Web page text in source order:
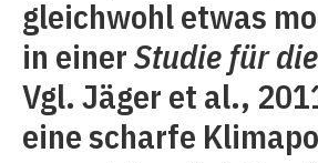
gleichwohl etwas
in einerStudie für
Vgl. Jäger et al.,
eine scharfe